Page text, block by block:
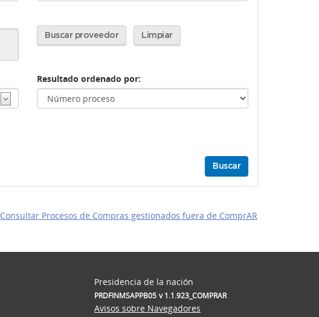
Buscar proveedor Limpiar
Resultado ordenado por:
Buscar
Consultar Procesos de Compras gestionados fuera de ComprAR
Presidencia de la nación
PRDFINMSAPPB05 v 1.1.923_COMPRAR
Avisos sobre Navegadores